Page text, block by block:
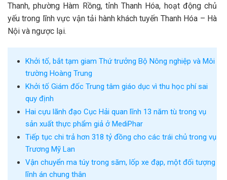
Thanh, phường Hàm Rồng, tỉnh Thanh Hóa, hoạt động chủ
yếu trong lĩnh vực vận tải hành khách tuyến Thanh Hóa – Hà
Nội và ngược lại.
Khởi tố, bắt tạm giam Thứ trưởng Bộ Nông nghiệp và Môi
trường Hoàng Trung
Khởi tố Giám đốc Trung tâm giáo dục vì thu học phí sai
quy định
Hai cựu lãnh đạo Cục Hải quan lĩnh 13 năm tù trong vụ
sản xuất thực phẩm giả ở MediPhar
Tiếp tục chi trả hơn 318 tỷ đồng cho các trái chủ trong vụ
Trương Mỹ Lan
Vận chuyển ma túy trong săm, lốp xe đạp, một đối tượng
lĩnh án chung thân